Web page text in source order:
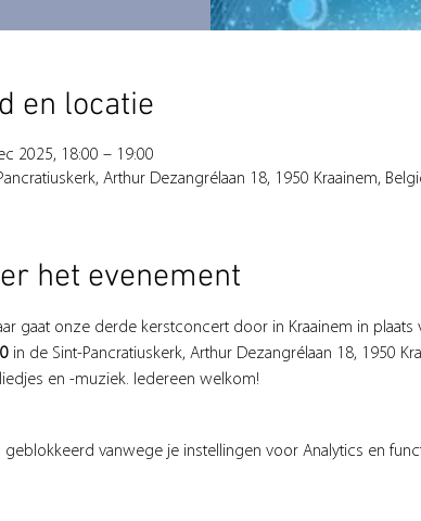
en locatie
2025, 18:00 – 19:00
Arthur Dezangrélaan 18, 1950 Kraainem,
het evenement
gaat onze derde kerstconcert door in Kraainem in
in de Sint-Pancratiuskerk, Arthur Dezangrélaan 18, 1950
en -muziek. Iedereen welkom!
geblokkeerd vanwege je instellingen voor Analytics en